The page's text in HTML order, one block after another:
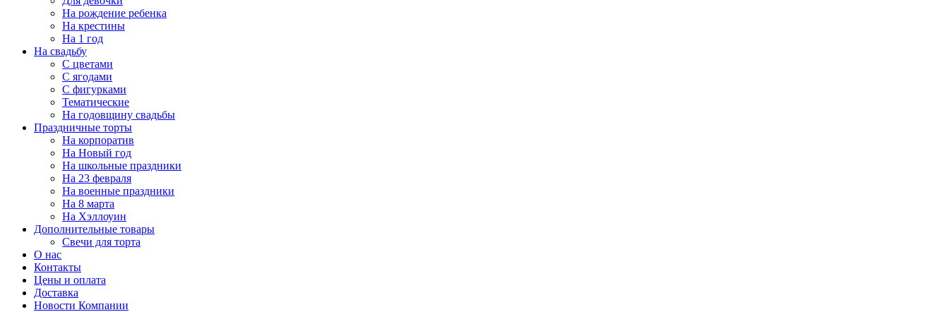
На рождение ребенка
На крестины
На 1 год
На свадьбу
С цветами
С ягодами
С фигурками
Тематические
На годовщину свадьбы
Праздничные торты
На корпоратив
На Новый год
На школьные праздники
На 23 февраля
На военные праздники
На 8 марта
На Хэллоуин
Дополнительные товары
Свечи для торта
О нас
Контакты
Цены и оплата
Доставка
Новости Компании